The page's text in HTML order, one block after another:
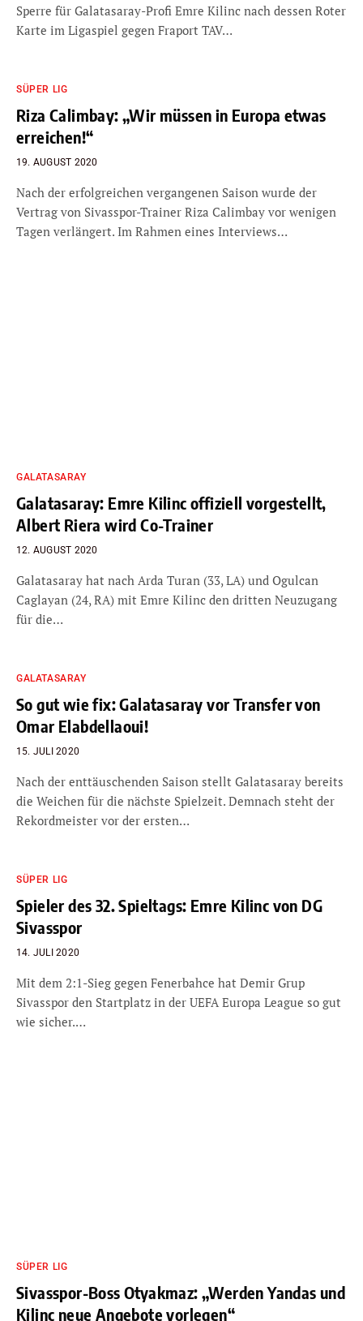
Sperre für Galatasaray-Profi Emre Kilinc nach dessen Roter
Karte im Ligaspiel gegen Fraport TAV…
SÜPER LIG
Riza Calimbay: „Wir müssen in Europa etwas
erreichen!“
19. AUGUST 2020
Nach der erfolgreichen vergangenen Saison wurde der
Vertrag von Sivasspor-Trainer Riza Calimbay vor wenigen
Tagen verlängert. Im Rahmen eines Interviews…
GALATASARAY
Galatasaray: Emre Kilinc offiziell vorgestellt,
Albert Riera wird Co-Trainer
12. AUGUST 2020
Galatasaray hat nach Arda Turan (33, LA) und Ogulcan
Caglayan (24, RA) mit Emre Kilinc den dritten Neuzugang
für die…
GALATASARAY
So gut wie fix: Galatasaray vor Transfer von
Omar Elabdellaoui!
15. JULI 2020
Nach der enttäuschenden Saison stellt Galatasaray bereits
die Weichen für die nächste Spielzeit. Demnach steht der
Rekordmeister vor der ersten…
SÜPER LIG
Spieler des 32. Spieltags: Emre Kilinc von DG
Sivasspor
14. JULI 2020
Mit dem 2:1-Sieg gegen Fenerbahce hat Demir Grup
Sivasspor den Startplatz in der UEFA Europa League so gut
wie sicher.…
SÜPER LIG
Sivasspor-Boss Otyakmaz: „Werden Yandas und
Kilinc neue Angebote vorlegen“